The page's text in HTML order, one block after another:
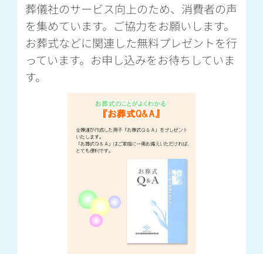
葬儀社のサービス向上のため、消費者の声
を集めています。ご協力をお願いします。
お葬式などに関連した無料プレゼントを行
っています。お申し込みをお待ちしていま
す。